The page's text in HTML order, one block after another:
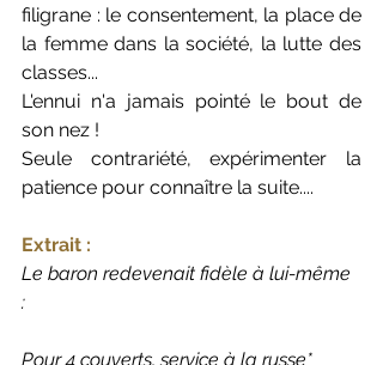
filigrane : le consentement, la place de
la femme dans la société, la lutte des
classes...
L'ennui n'a jamais pointé le bout de
son nez !
Seule contrariété, expérimenter la
patience pour connaître la suite....
Extrait :
Le baron redevenait fidèle à lui-même
:
Pour 4 couverts, service à la russe*